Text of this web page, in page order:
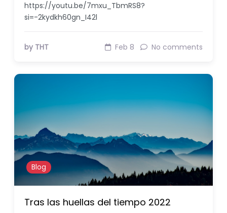
https://youtu.be/7mxu_TbmRS8?
si=-2kydkh60gn_I42l
by THT Feb 8 No comments
Blog
Tras las huellas del tiempo 2022